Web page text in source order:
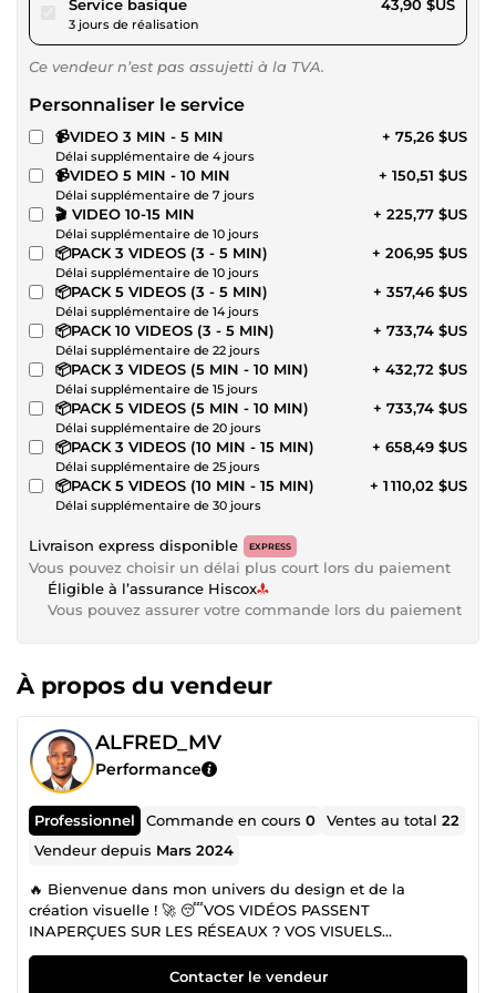
Service basique
3 jours de réalisation
43,90 $US
Ce vendeur n’est pas assujetti à la TVA.
Personnaliser le service
📹VIDEO 3 MIN - 5 MIN
Délai supplémentaire de 4 jours
+ 75,26 $US
📹VIDEO 5 MIN - 10 MIN
Délai supplémentaire de 7 jours
+ 150,51 $US
🎬 VIDEO 10-15 MIN
Délai supplémentaire de 10 jours
+ 225,77 $US
📦PACK 3 VIDEOS (3 - 5 MIN)
Délai supplémentaire de 10 jours
+ 206,95 $US
📦PACK 5 VIDEOS (3 - 5 MIN)
Délai supplémentaire de 14 jours
+ 357,46 $US
📦PACK 10 VIDEOS (3 - 5 MIN)
Délai supplémentaire de 22 jours
+ 733,74 $US
📦PACK 3 VIDEOS (5 MIN - 10 MIN)
Délai supplémentaire de 15 jours
+ 432,72 $US
📦PACK 5 VIDEOS (5 MIN - 10 MIN)
Délai supplémentaire de 20 jours
+ 733,74 $US
📦PACK 3 VIDEOS (10 MIN - 15 MIN)
Délai supplémentaire de 25 jours
+ 658,49 $US
📦PACK 5 VIDEOS (10 MIN - 15 MIN)
Délai supplémentaire de 30 jours
+ 1 110,02 $US
Livraison express disponible EXPRESS
Vous pouvez choisir un délai plus court lors du paiement
Éligible à l’assurance Hiscox
Vous pouvez assurer votre commande lors du paiement
À propos du vendeur
ALFRED_MV
Performance
Professionnel Commande en cours0 Ventes au total22
Vendeur depuis Mars 2024
🔥 Bienvenue dans mon univers du design et de la
création visuelle ! 🚀 😴VOS VIDÉOS PASSENT
INAPERÇUES SUR LES RÉSEAUX ? VOS VISUELS
MANQUENT D’IMPACT ? STOP ⛔ ! 👉 80% DES VIDÉOS
SONT REGARDÉES SANS LE SON. SANS SOUS-TITRES
Contacter le vendeur